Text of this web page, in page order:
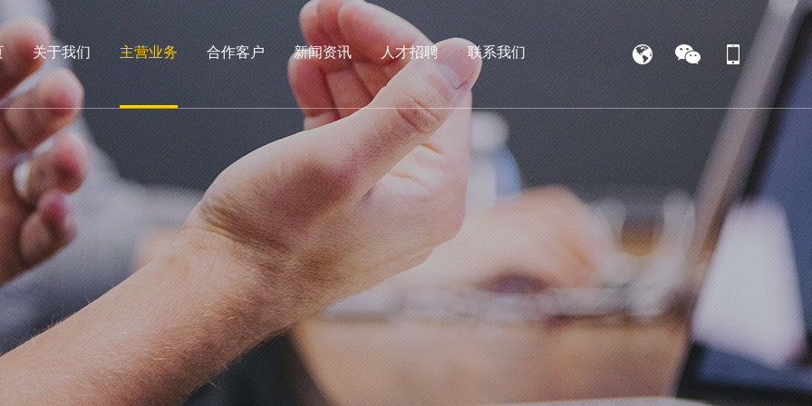
关于我们 主营业务 合作客户 新闻资讯 人才招聘 联系我们